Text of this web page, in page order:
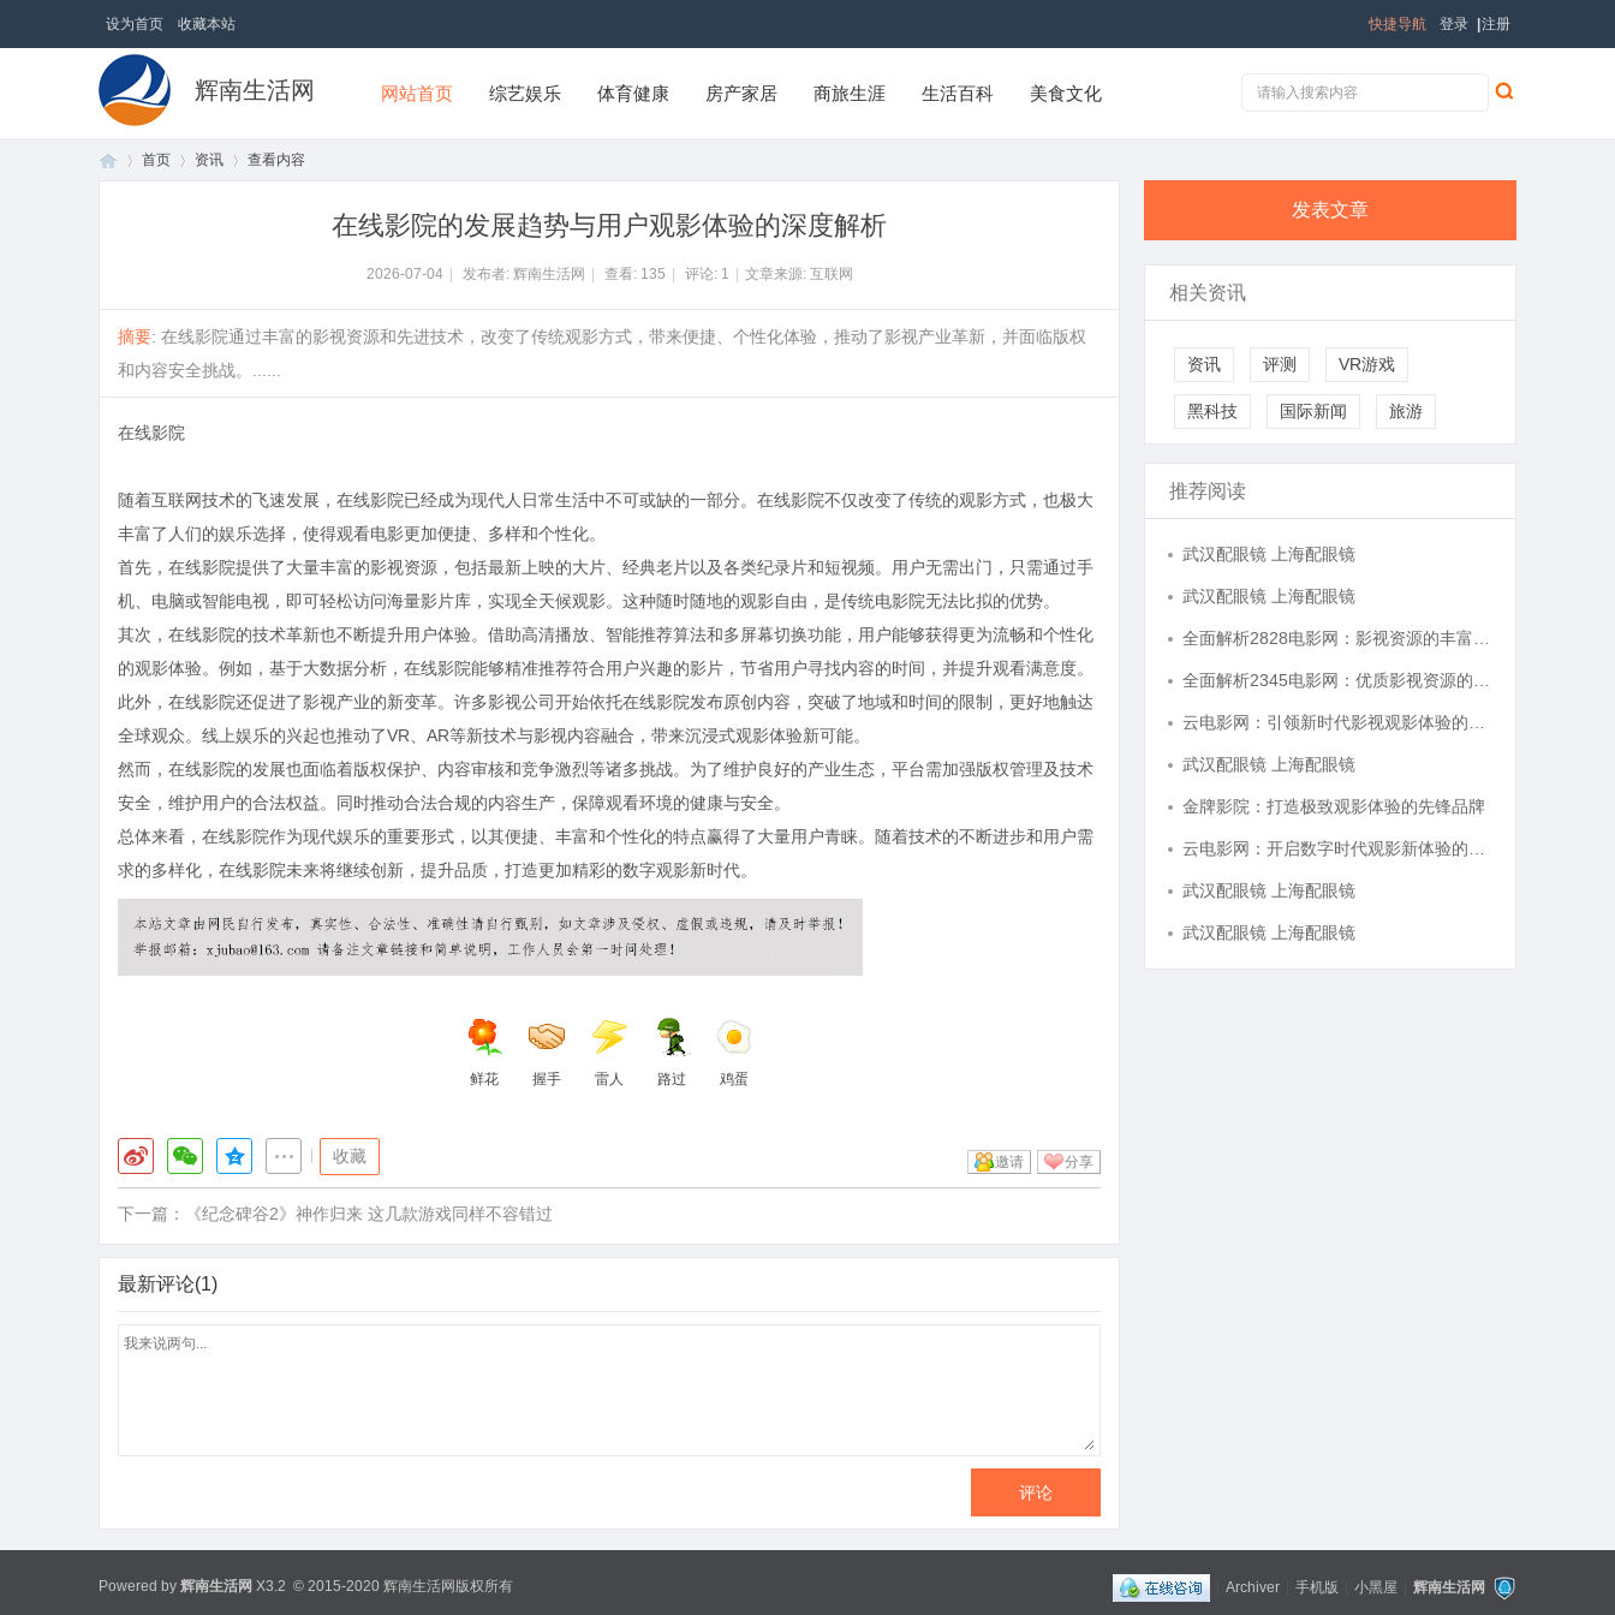
设为首页 收藏本站 登录 注册
快捷导航
辉南生活网 网站首页 综艺娱乐 体育健康 房产家居 商旅生涯 生活百科 美食文化
首页 资讯 查看内容
在线影院的发展趋势与用户观影体验的深度解析
2026-07-04 发布者: 辉南生活网 查看: 135 评论: 1 文章来源: 互联网
摘要: 在线影院通过丰富的影视资源和先进技术，改变了传统观影方式，带来便捷、个性化体验，推动了影视产业革新，并面临版权
和内容安全挑战。......
在线影院
随着互联网技术的飞速发展，在线影院已经成为现代人日常生活中不可或缺的一部分。在线影院不仅改变了传统的观影方式，也极大
丰富了人们的娱乐选择，使得观看电影更加便捷、多样和个性化。
首先，在线影院提供了大量丰富的影视资源，包括最新上映的大片、经典老片以及各类纪录片和短视频。用户无需出门，只需通过手
机、电脑或智能电视，即可轻松访问海量影片库，实现全天候观影。这种随时随地的观影自由，是传统电影院无法比拟的优势。
其次，在线影院的技术革新也不断提升用户体验。借助高清播放、智能推荐算法和多屏幕切换功能，用户能够获得更为流畅和个性化
的观影体验。例如，基于大数据分析，在线影院能够精准推荐符合用户兴趣的影片，节省用户寻找内容的时间，并提升观看满意度。
此外，在线影院还促进了影视产业的新变革。许多影视公司开始依托在线影院发布原创内容，突破了地域和时间的限制，更好地触达
全球观众。线上娱乐的兴起也推动了VR、AR等新技术与影视内容融合，带来沉浸式观影体验新可能。
然而，在线影院的发展也面临着版权保护、内容审核和竞争激烈等诸多挑战。为了维护良好的产业生态，平台需加强版权管理及技术
安全，维护用户的合法权益。同时推动合法合规的内容生产，保障观看环境的健康与安全。
总体来看，在线影院作为现代娱乐的重要形式，以其便捷、丰富和个性化的特点赢得了大量用户青睐。随着技术的不断进步和用户需
求的多样化，在线影院未来将继续创新，提升品质，打造更加精彩的数字观影新时代。
鲜花 握手 雷人 路过 鸡蛋
收藏 分享
邀请
下一篇： 《纪念碑谷2》神作归来 这几款游戏同样不容错过
最新评论(1)
评论
发表文章
相关资讯
资讯 评测 VR游戏
黑科技 国际新闻 旅游
推荐阅读
武汉配眼镜 上海配眼镜
武汉配眼镜 上海配眼镜
武汉配眼镜 上海配眼镜
金牌影院：打造极致观影体验的先锋品牌
武汉配眼镜 上海配眼镜
武汉配眼镜 上海配眼镜
Archiver 手机版 小黑屋 辉南生活网
Powered by 辉南生活网 X3.2 © 2015-2020 辉南生活网版权所有